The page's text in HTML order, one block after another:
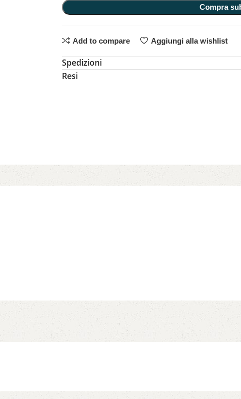
Compra
Add to compare Aggiungi alla wishlist
Spedizioni
Resi